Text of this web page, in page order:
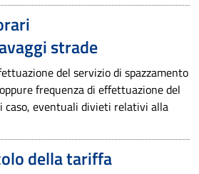
strade
del servizio di spazzamento
frequenza di effettuazione del
caso, eventuali divieti relativi alla
della tariffa